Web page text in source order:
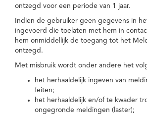
ontzegd voor een periode van 1 jaar.
Indien de gebruiker geen gegevens in
ingevoerd die toelaten met hem in
hem onmiddellijk de toegang tot het
ontzegd.
Met misbruik wordt onder andere het
het herhaaldelijk ingeven van
feiten;
het herhaaldelijk en/of te kwader
ongegronde meldingen (laster);